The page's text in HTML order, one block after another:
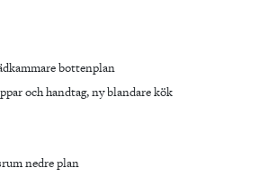
bottenplan
och handtag, ny blandare kök
nedre plan